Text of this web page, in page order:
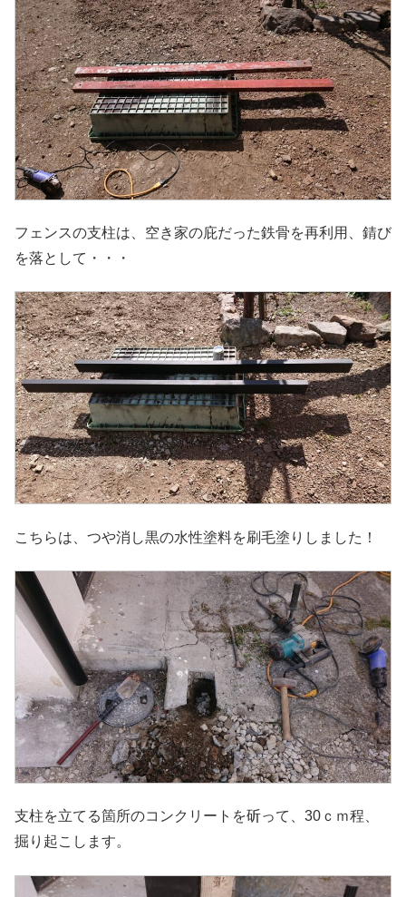
フェンスの支柱は、空き家の庇だった鉄骨を再利用、錆び
を落として・・・
こちらは、つや消し黒の水性塗料を刷毛塗りしました！
支柱を立てる箇所のコンクリートを斫って、30ｃｍ程、
掘り起こします。